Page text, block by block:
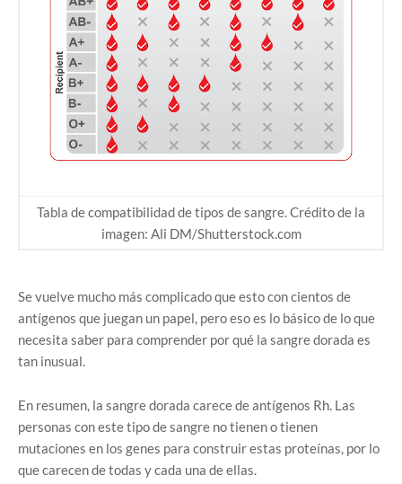
Tabla de compatibilidad de tipos de sangre. Crédito de la
imagen: Ali DM/Shutterstock.com
Se vuelve mucho más complicado que esto con cientos de
antígenos que juegan un papel, pero eso es lo básico de lo que
necesita saber para comprender por qué la sangre dorada es
tan inusual.
En resumen, la sangre dorada carece de antígenos Rh. Las
personas con este tipo de sangre no tienen o tienen
mutaciones en los genes para construir estas proteínas, por lo
que carecen de todas y cada una de ellas.